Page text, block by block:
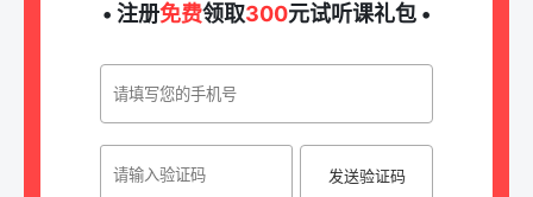
• 注册免费领取300元试听课礼包 •
发送验证码